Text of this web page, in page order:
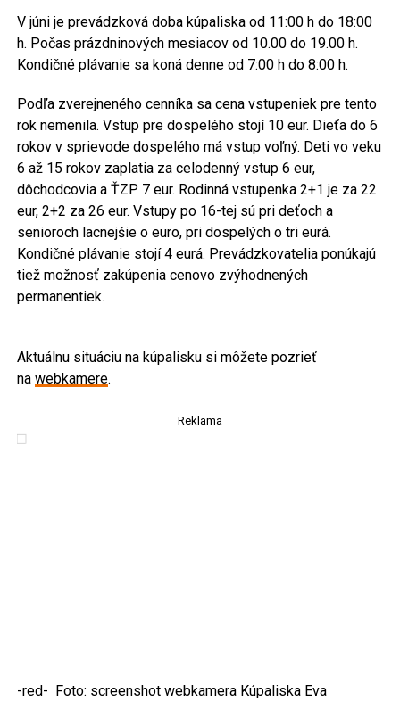
V júni je prevádzková doba kúpaliska od 11:00 h do 18:00
h. Počas prázdninových mesiacov od 10.00 do 19.00 h.
Kondičné plávanie sa koná denne od 7:00 h do 8:00 h.
Podľa zverejneného cenníka sa cena vstupeniek pre tento
rok nemenila. Vstup pre dospelého stojí 10 eur. Dieťa do 6
rokov v sprievode dospelého má vstup voľný. Deti vo veku
6 až 15 rokov zaplatia za celodenný vstup 6 eur,
dôchodcovia a ŤZP 7 eur. Rodinná vstupenka 2+1 je za 22
eur, 2+2 za 26 eur. Vstupy po 16-tej sú pri deťoch a
senioroch lacnejšie o euro, pri dospelých o tri eurá.
Kondičné plávanie stojí 4 eurá. Prevádzkovatelia ponúkajú
tiež možnosť zakúpenia cenovo zvýhodnených
permanentiek.
Aktuálnu situáciu na kúpalisku si môžete pozrieť
na webkamere.
Reklama
-red- Foto: screenshot webkamera Kúpaliska Eva